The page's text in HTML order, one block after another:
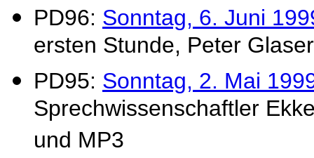
PD96: Sonntag, 6. Juni
ersten Stunde, Peter
PD95: Sonntag, 2. Mai
Sprechwissenschaftler
und MP3